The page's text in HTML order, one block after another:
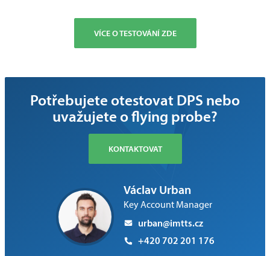
VÍCE O TESTOVÁNÍ ZDE
Potřebujete otestovat DPS nebo
uvažujete o flying probe?
KONTAKTOVAT
Václav Urban
Key Account Manager
urban@imtts.cz
+420 702 201 176